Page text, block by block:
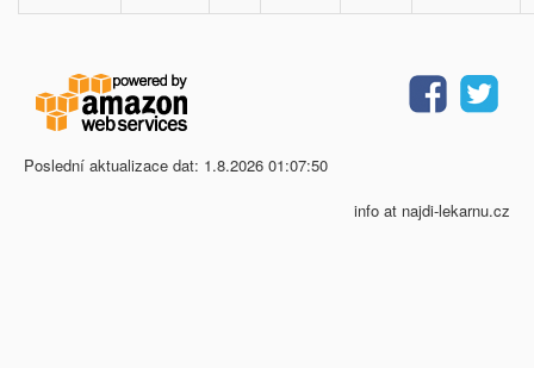
Poslední aktualizace dat: 1.8.2026 01:07:50
info at najdi-lekarnu.cz